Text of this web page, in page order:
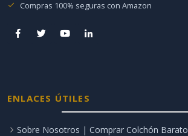
Compras 100% seguras con Amazon
ENLACES ÚTILES
Sobre Nosotros | Comprar Colchón Barato